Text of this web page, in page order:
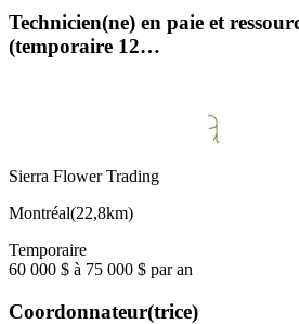
Technicien(ne) en paie et
(temporaire 12…
Sierra Flower Trading
Montréal(22,8km)
Temporaire
60 000 $ à 75 000 $ par an
Coordonnateur(trice)